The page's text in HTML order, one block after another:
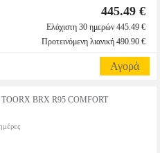
445.49 €
Ελάχιστη 30 ημερών 445.49 €
Προτεινόμενη λιανική 490.90 €
Αγορά
BRX R95 COMFORT